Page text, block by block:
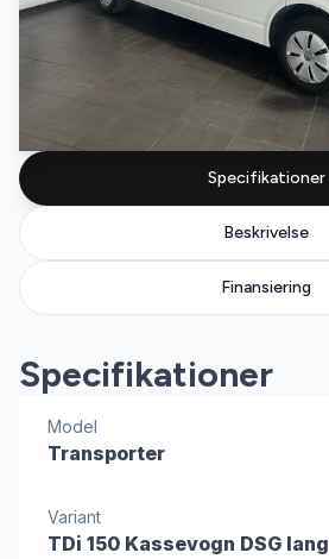
Specifikationer
Beskrivelse
Finansiering
Specifikationer
Model
Transporter
Variant
TDi 150 Kassevogn DSG lang